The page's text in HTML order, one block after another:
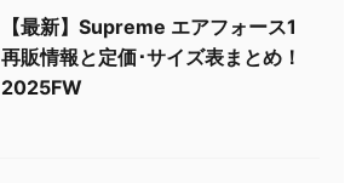
【最新】Supreme エアフォース1
再販情報と定価･サイズ表まとめ！
2025FW